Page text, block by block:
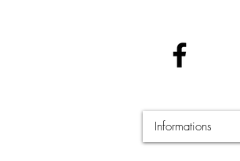
Informations